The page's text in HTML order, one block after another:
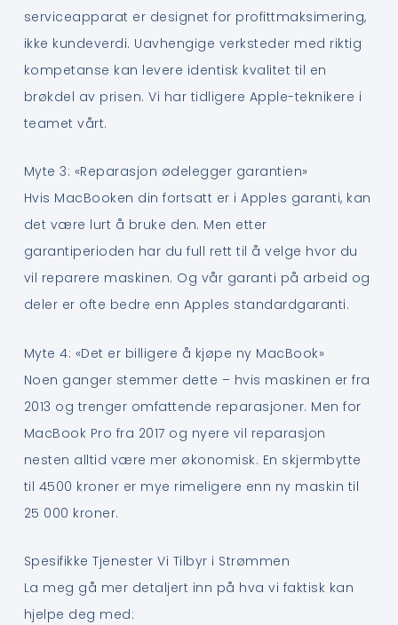
serviceapparat er designet for profittmaksimering,
ikke kundeverdi. Uavhengige verksteder med riktig
kompetanse kan levere identisk kvalitet til en
brøkdel av prisen. Vi har tidligere Apple-teknikere i
teamet vårt.
Myte 3: «Reparasjon ødelegger garantien»
Hvis MacBooken din fortsatt er i Apples garanti, kan
det være lurt å bruke den. Men etter
garantiperioden har du full rett til å velge hvor du
vil reparere maskinen. Og vår garanti på arbeid og
deler er ofte bedre enn Apples standardgaranti.
Myte 4: «Det er billigere å kjøpe ny MacBook»
Noen ganger stemmer dette – hvis maskinen er fra
2013 og trenger omfattende reparasjoner. Men for
MacBook Pro fra 2017 og nyere vil reparasjon
nesten alltid være mer økonomisk. En skjermbytte
til 4500 kroner er mye rimeligere enn ny maskin til
25 000 kroner.
Spesifikke Tjenester Vi Tilbyr i Strømmen
La meg gå mer detaljert inn på hva vi faktisk kan
hjelpe deg med: